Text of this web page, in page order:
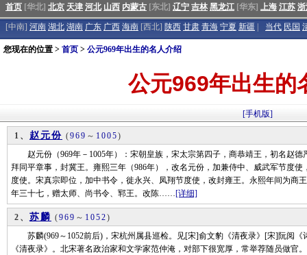
首页 [华北] 北京 天津 河北 山西 内蒙古 [东北] 辽宁 吉林 黑龙江 [华东] 上海 江苏
[中南] 河南 湖北 湖南 广东 广西 海南 [西北] 陕西 甘肃 青海 宁夏 新疆 当代 民国
您现在的位置 > 首页 > 公元969年出生的名人介绍
公元969年出生的
[手机版]
1、 赵元份 (969 ～ 1005)
赵元份（969年－1005年）：宋朝皇族，宋太宗第四子，商恭靖王，初名赵德
拜同平章事，封冀王。雍熙三年（986年），改名元份，加兼侍中、威武军节度
度使。宋真宗即位，加中书令，徙永兴、凤翔节度使，改封雍王。永熙年间为商
年三十七，赠太师、尚书令、郓王。改陈……[详细]
2、 苏麟 (969 ～ 1052)
苏麟(969～1052前后)，宋杭州属县巡检。见[宋]俞文豹《清夜录》[宋]阮阅《
《清夜录》。北宋著名政治家和文学家范仲淹，对部下很宽厚，常举荐随员做官